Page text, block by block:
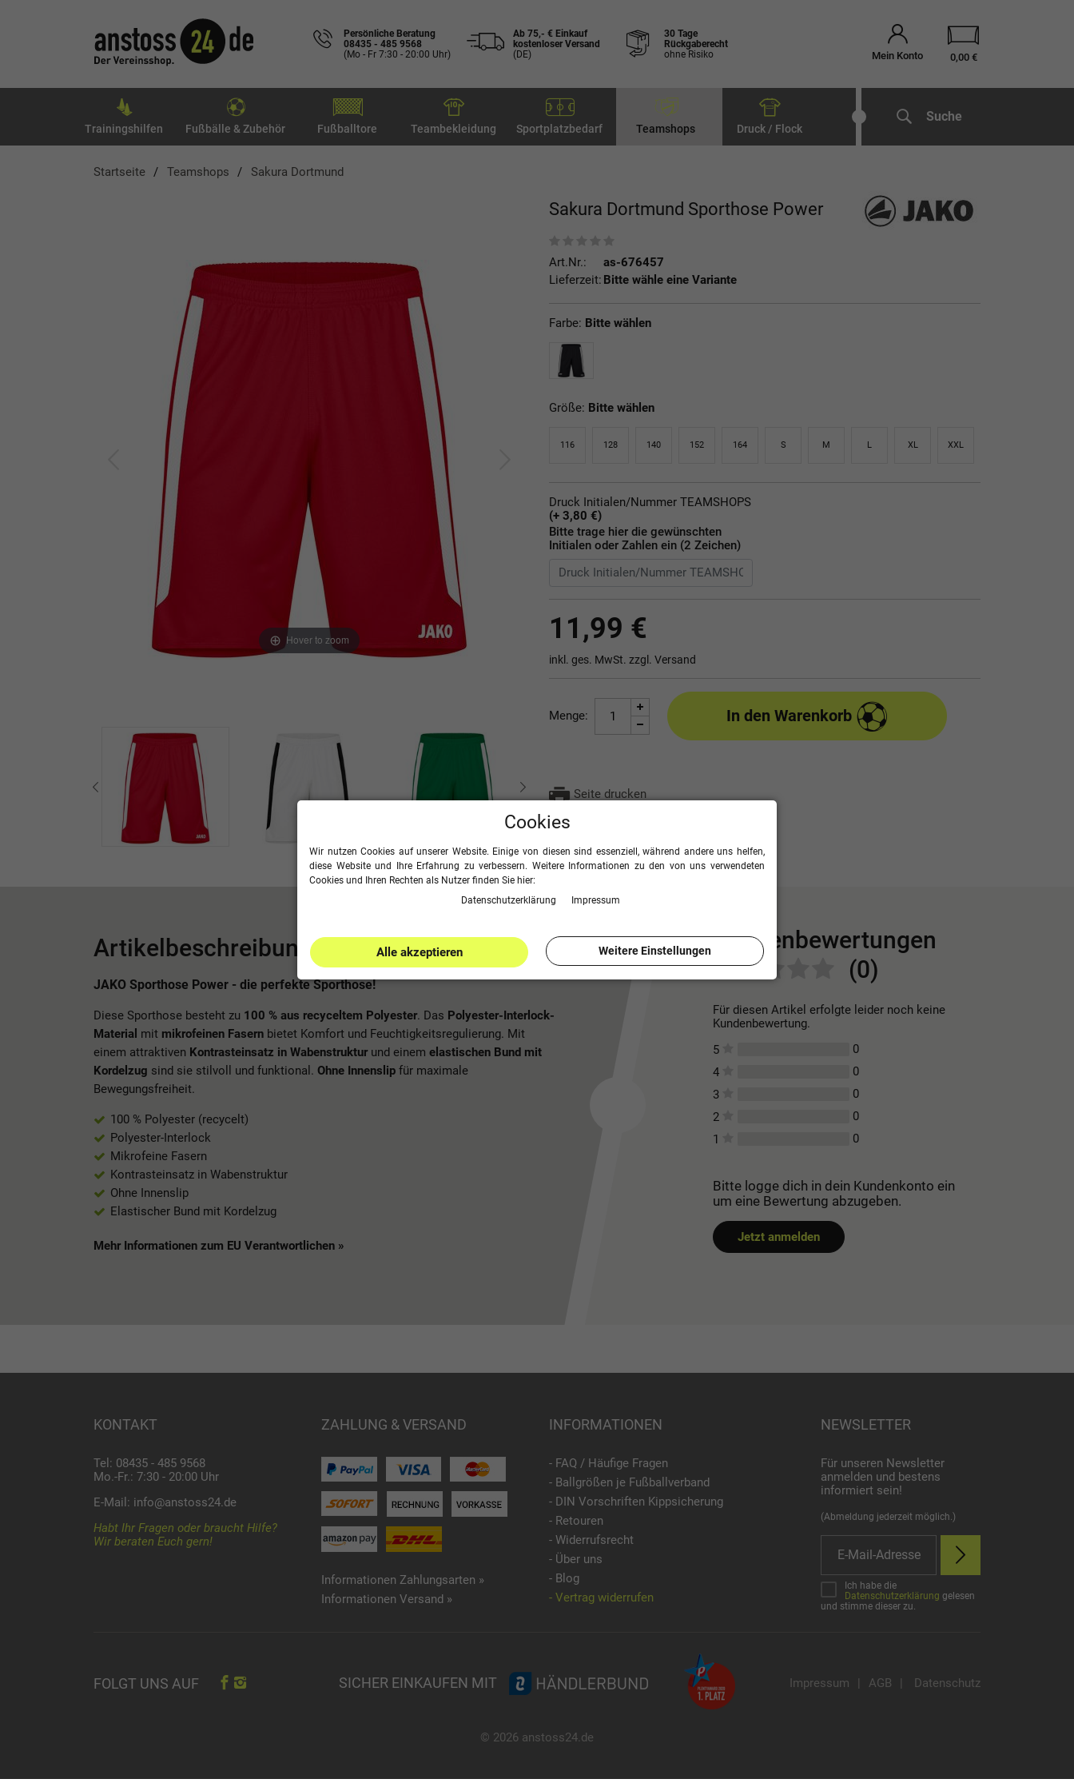
Persönliche Beratung
08435 - 485 9568
(Mo - Fr 7:30 - 20:00 Uhr)
Ab 75,- € Einkauf
kostenloser Versand
(DE)
30 Tage
Rückgaberecht
ohne Risiko
Mein Konto 0,00 €
Trainingshilfen Fußbälle & Zubehör Fußballtore Teambekleidung Sportplatzbedarf Teamshops Druck / Flock
Suche
Startseite Teamshops Sakura Dortmund
Hover to zoom
Sakura Dortmund Sporthose Power
Art.Nr.:
as-676457
Lieferzeit: Bitte wähle eine Variante
Farbe: Bitte wählen
Größe: Bitte wählen
116 128 140 152 164 S M L XL XXL
Druck Initialen/Nummer TEAMSHOPS
(+ 3,80 €)
Bitte trage hier die gewünschten
Initialen oder Zahlen ein (2 Zeichen)
11,99 €
inkl. ges. MwSt. zzgl. Versand
Menge: In den Warenkorb
Seite drucken
Artikelbeschreibung
JAKO Sporthose Power - die perfekte Sporthose!
Diese Sporthose besteht zu 100 % aus recyceltem Polyester. Das Polyester-Interlock-
Material mit mikrofeinen Fasern bietet Komfort und Feuchtigkeitsregulierung. Mit
einem attraktiven Kontrasteinsatz in Wabenstruktur und einem elastischen Bund mit
Kordelzug sind sie stilvoll und funktional. Ohne Innenslip für maximale
Bewegungsfreiheit.
100 % Polyester (recycelt)
Polyester-Interlock
Mikrofeine Fasern
Kontrasteinsatz in Wabenstruktur
Ohne Innenslip
Elastischer Bund mit Kordelzug
Mehr Informationen zum EU Verantwortlichen »
Kundenbewertungen
(0)
Für diesen Artikel erfolgte leider noch keine
Kundenbewertung.
5
0
4
0
3
0
2
0
1
0
Bitte logge dich in dein Kundenkonto ein
um eine Bewertung abzugeben.
Jetzt anmelden
KONTAKT
Tel: 08435 - 485 9568
Mo.-Fr.: 7:30 - 20:00 Uhr
E-Mail: info@anstoss24.de
Habt Ihr Fragen oder braucht Hilfe?
Wir beraten Euch gern!
ZAHLUNG & VERSAND
Informationen Zahlungsarten »
Informationen Versand »
INFORMATIONEN
- FAQ / Häufige Fragen
- Ballgrößen je Fußballverband
- DIN Vorschriften Kippsicherung
- Retouren
- Widerrufsrecht
- Über uns
- Blog
- Vertrag widerrufen
NEWSLETTER
Für unseren Newsletter
anmelden und bestens
informiert sein!
(Abmeldung jederzeit möglich.)
Ich habe die
Datenschutzerklärung gelesen
und stimme dieser zu.
FOLGT UNS AUF SICHER EINKAUFEN MIT Impressum | AGB | Datenschutz
© 2026 anstoss24.de
Cookies
Wir nutzen Cookies auf unserer Website. Einige von diesen sind essenziell, während andere uns helfen,
diese Website und Ihre Erfahrung zu verbessern. Weitere Informationen zu den von uns verwendeten
Cookies und Ihren Rechten als Nutzer finden Sie hier:
Daten­schutz­erklärung
Impressum
Alle akzeptieren Weitere Einstellungen